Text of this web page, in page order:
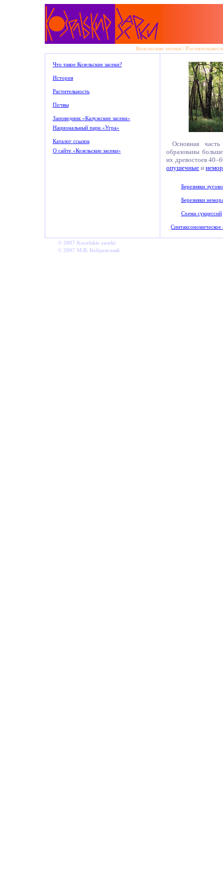
Козельские засеки/
Что такое Козельские засеки?
История
Растительность
Почвы
Заповедник «Калужские засеки»
Национальный парк «Угра»
Каталог ссылок
О сайте «Козельские засеки»
Основная
образованы
их древостоев
опушечные и
Березняки
Березняки
Схема сукцессий
© 2007 Kozelskie zaseki
© 2007 М.В. Бобровский